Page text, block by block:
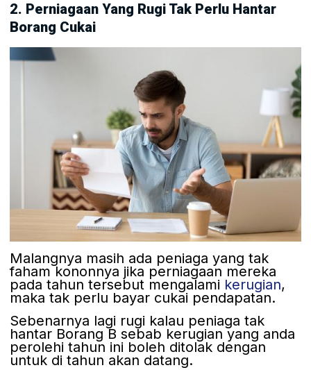
2. Perniagaan Yang Rugi Tak Perlu Hantar
Borang Cukai
Malangnya masih ada peniaga yang tak
faham kononnya jika perniagaan mereka
pada tahun tersebut mengalami kerugian,
maka tak perlu bayar cukai pendapatan.
Sebenarnya lagi rugi kalau peniaga tak
hantar Borang B sebab kerugian yang anda
perolehi tahun ini boleh ditolak dengan
untuk di tahun akan datang.